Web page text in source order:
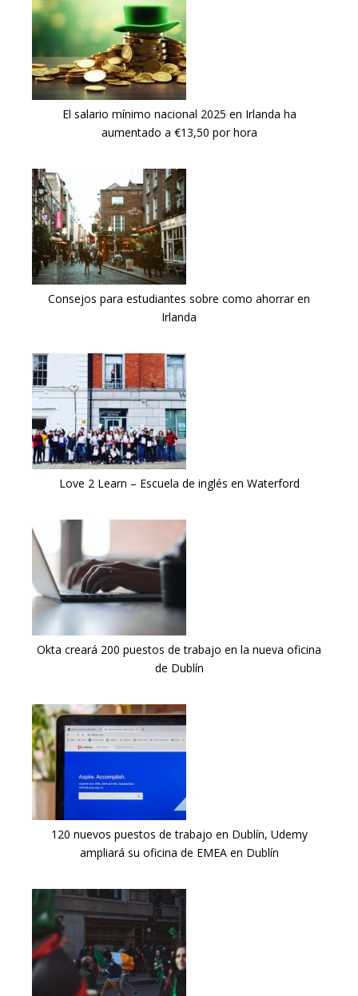
El salario mínimo nacional 2025 en Irlanda ha
aumentado a €13,50 por hora
Consejos para estudiantes sobre como ahorrar en
Irlanda
Love 2 Learn – Escuela de inglés en Waterford
Okta creará 200 puestos de trabajo en la nueva oficina
de Dublín
120 nuevos puestos de trabajo en Dublín, Udemy
ampliará su oficina de EMEA en Dublín